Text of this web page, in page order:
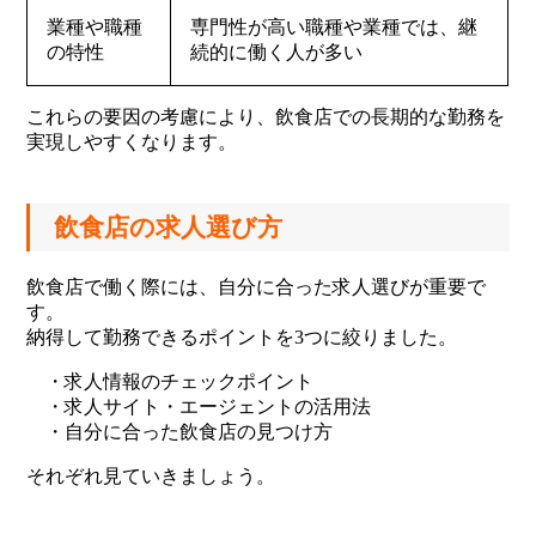
業種や職種
の特性
専門性が高い職種や業種では、継
続的に働く人が多い
これらの要因の考慮により、飲食店での長期的な勤務を
実現しやすくなります。
飲食店の求人選び方
飲食店で働く際には、自分に合った求人選びが重要で
す。
納得して勤務できるポイントを3つに絞りました。
・求人情報のチェックポイント
・求人サイト・エージェントの活用法
・自分に合った飲食店の見つけ方
それぞれ見ていきましょう。